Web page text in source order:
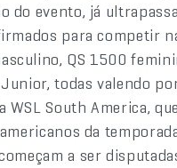
do evento, já
para competir
QS 1500
todas valendo
WSL South America,
da
a ser